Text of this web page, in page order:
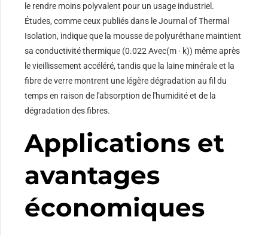
le rendre moins polyvalent pour un usage industriel.
Études, comme ceux publiés dans le Journal of Thermal
Isolation, indique que la mousse de polyuréthane maintient
sa conductivité thermique (0.022 Avec(m · k)) même après
le vieillissement accéléré, tandis que la laine minérale et la
fibre de verre montrent une légère dégradation au fil du
temps en raison de l'absorption de l'humidité et de la
dégradation des fibres.
Applications et
avantages
économiques